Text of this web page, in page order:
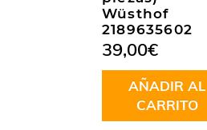
Wüsthof
2189635602
39,00€
AÑADIR AL
CARRITO